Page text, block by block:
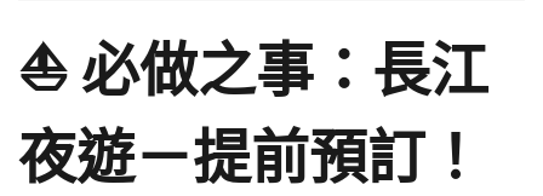
⛵ 必做之事：長江
夜遊－提前預訂！